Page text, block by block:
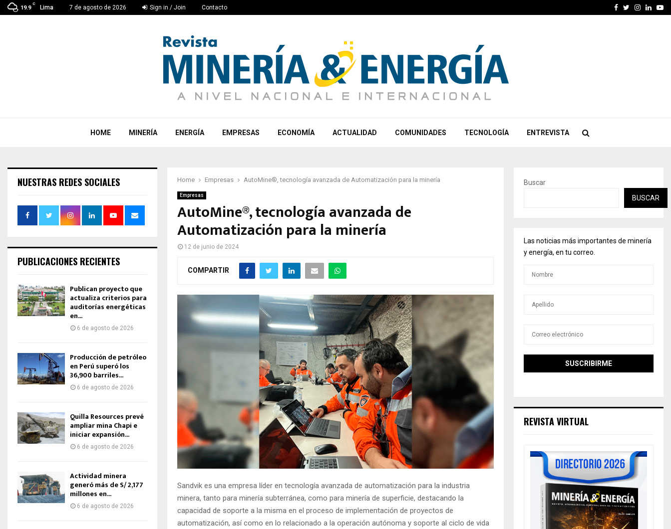
19.9
C
Lima 7 de agosto de 2026 Sign in / Join Contacto Facebook
Twitter
HOME MINERÍA ENERGÍA EMPRESAS ECONOMÍA ACTUALIDAD COMUNIDADES TECNOLOGÍA ENTREVISTA
Home Empresas AutoMine®, tecnología avanzada de Automatización para la minería
Empresas
AutoMine®, tecnología avanzada de
Automatización para la minería
12 de junio de 2024
COMPARTIR
Sandvik es una empresa líder en tecnología avanzada de automatización para la industria
minera, tanto para minería subterránea, como para minería de superficie, destacando la
capacidad de soporte a la misma en el proceso de implementación de proyectos de
automatización, así como en lo relacionado a la operación autónoma y soporte al ciclo de vida
NUESTRAS REDES SOCIALES
PUBLICACIONES RECIENTES
Publican proyecto que
actualiza criterios para
auditorías energéticas
en...
6 de agosto de 2026
Producción de petróleo
en Perú superó los
36,900 barriles...
6 de agosto de 2026
Quilla Resources prevé
ampliar mina Chapi e
iniciar expansión...
6 de agosto de 2026
Actividad minera
generó más de S/ 2,177
millones en...
6 de agosto de 2026
Buscar
BUSCAR
Las noticias más importantes de minería
y energía, en tu correo.
REVISTA VIRTUAL